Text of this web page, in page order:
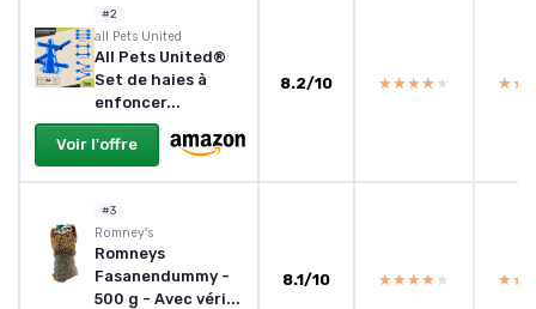
#2
all Pets United
All Pets United®
Set de haies à
enfoncer...
Voir l'offre
8.2/10 ★★★★★
★★★★★
#3
Romney's
Romneys
Fasanendummy -
500 g - Avec véri...
8.1/10 ★★★★★
★★★★★